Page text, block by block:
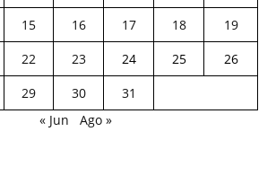
15 16 17 18
19
22 23 24 25
26
29 30
31
« Jun
Ago »